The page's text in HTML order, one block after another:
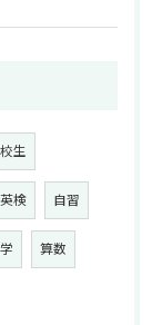
生
英検 自習
算数